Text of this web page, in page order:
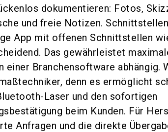
dokumentieren: Fotos,
und freie Notizen.
App mit offenen Schnittstellen
Das gewährleistet
Branchensoftware abhängig.
denn es ermöglicht
Laser und den sofortigen
beim Kunden. Für
Anfragen und die direkte